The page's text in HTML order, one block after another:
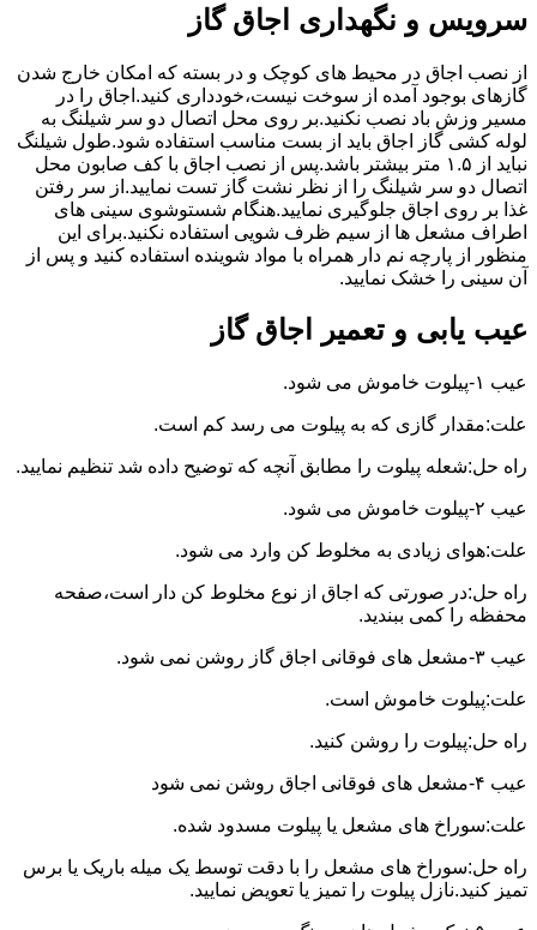
سرویس و نگهداری اجاق گاز
از نصب اجاق در محیط های کوچک و در بسته که امکان خارج شدن
گازهای بوجود آمده از سوخت نیست،خودداری کنید.اجاق را در
مسیر وزش باد نصب نکنید.بر روی محل اتصال دو سر شیلنگ به
لوله کشی گاز اجاق باید از بست مناسب استفاده شود.طول شیلنگ
نباید از ۱.۵ متر بیشتر باشد.پس از نصب اجاق با کف صابون محل
اتصال دو سر شیلنگ را از نظر نشت گاز تست نمایید.از سر رفتن
غذا بر روی اجاق جلوگیری نمایید.هنگام شستوشوی سینی های
اطراف مشعل ها از سیم ظرف شویی استفاده نکنید.برای این
منظور از پارچه نم دار همراه با مواد شوینده استفاده کنید و پس از
آن سینی را خشک نمایید.
عیب یابی و تعمیر اجاق گاز
عیب ۱-پیلوت خاموش می شود.
علت:مقدار گازی که به پیلوت می رسد کم است.
راه حل:شعله پیلوت را مطابق آنچه که توضیح داده شد تنظیم نمایید.
عیب ۲-پیلوت خاموش می شود.
علت:هوای زیادی به مخلوط کن وارد می شود.
راه حل:در صورتی که اجاق از نوع مخلوط کن دار است،صفحه
محفظه را کمی ببندید.
عیب ۳-مشعل های فوقانی اجاق گاز روشن نمی شود.
علت:پیلوت خاموش است.
راه حل:پیلوت را روشن کنید.
عیب ۴-مشعل های فوقانی اجاق روشن نمی شود
علت:سوراخ های مشعل یا پیلوت مسدود شده.
راه حل:سوراخ های مشعل را با دقت توسط یک میله باریک یا برس
تمیز کنید.نازل پیلوت را تمیز یا تعویض نمایید.